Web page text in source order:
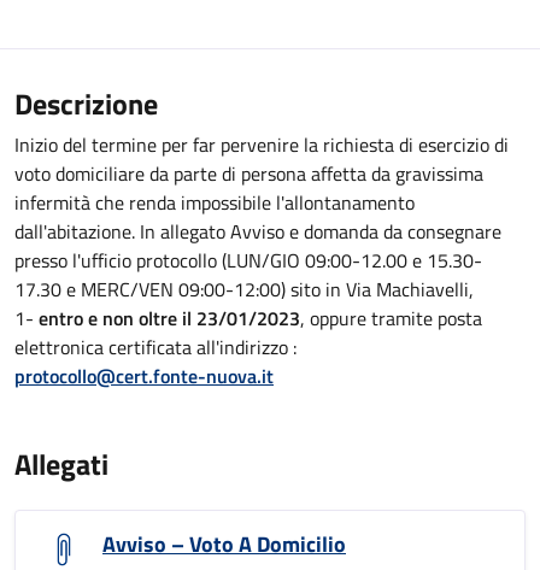
Descrizione
Inizio del termine per far pervenire la richiesta di esercizio di
voto domiciliare da parte di persona affetta da gravissima
infermità che renda impossibile l'allontanamento
dall'abitazione. In allegato Avviso e domanda da consegnare
presso l'ufficio protocollo (LUN/GIO 09:00-12.00 e 15.30-
17.30 e MERC/VEN 09:00-12:00) sito in Via Machiavelli,
1- entro e non oltre il 23/01/2023, oppure tramite posta
elettronica certificata all'indirizzo :
protocollo@cert.fonte-nuova.it
Allegati
Avviso – Voto A Domicilio